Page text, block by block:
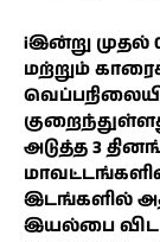
iஇன்று முதல்
மற்றும்
அடுத்த 3
இடங்களில்
இயல்பை விட